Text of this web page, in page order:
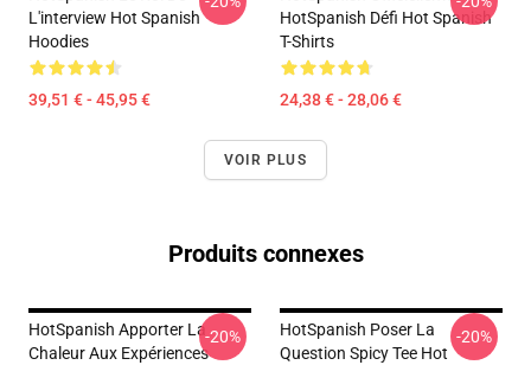
L'interview Hot Spanish
Hoodies
39,51 € - 45,95 €
HotSpanish Défi Hot Spanish
T-Shirts
24,38 € - 28,06 €
VOIR PLUS
Produits connexes
HotSpanish Apporter La
Chaleur Aux Expériences
-20%
HotSpanish Poser La
Question Spicy Tee Hot
-20%